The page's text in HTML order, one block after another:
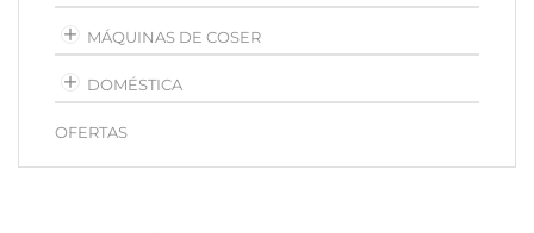
MÁQUINAS DE COSER
DOMÉSTICA
OFERTAS